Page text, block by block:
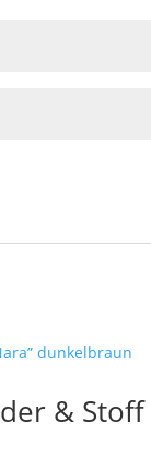
&